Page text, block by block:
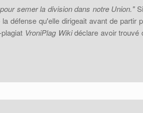
semer la division dans notre Union."
défense qu'elle dirigeait avant de partir
VroniPlag Wikidéclare avoir trouvé